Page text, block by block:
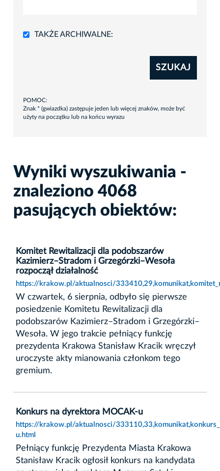
TAKŻE ARCHIWALNE:
SZUKAJ
POMOC:
Znak * (gwiazdka) zastępuje jeden lub więcej znaków, może być
użyty na początku lub na końcu wyrazu
Wyniki wyszukiwania -
znaleziono 4068
pasujących obiektów:
Komitet Rewitalizacji dla podobszarów
Kazimierz–Stradom i Grzegórzki–Wesoła
rozpoczął działalność
https://krakow.pl/aktualnosci/
W czwartek, 6 sierpnia, odbyło się pierwsze
posiedzenie Komitetu Rewitalizacji dla
podobszarów Kazimierz–Stradom i Grzegórzki–
Wesoła. W jego trakcie pełniący funkcję
prezydenta Krakowa Stanisław Kracik wręczył
uroczyste akty mianowania członkom tego
gremium.
Konkurs na dyrektora MOCAK-u
https://krakow.pl/aktualnosci/
u.html
Pełniący funkcję Prezydenta Miasta Krakowa
Stanisław Kracik ogłosił konkurs na kandydata